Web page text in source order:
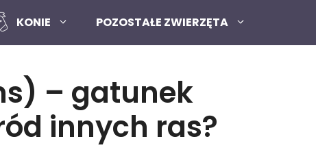
KONIE POZOSTAŁE ZWIERZĘTA
– gatunek
innych ras?